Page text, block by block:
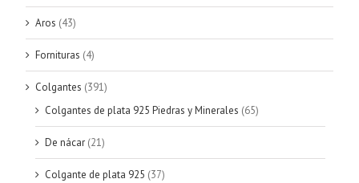
Aros (43)
Fornituras (4)
Colgantes (391)
Colgantes de plata 925 Piedras y Minerales (65)
De nácar (21)
Colgante de plata 925 (37)